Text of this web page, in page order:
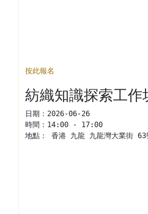
按此報名
紡織知識探索工作
日期： 2026-06-26
時間： 14:00 - 17:00
地點： 香港 九龍 九龍灣大業街